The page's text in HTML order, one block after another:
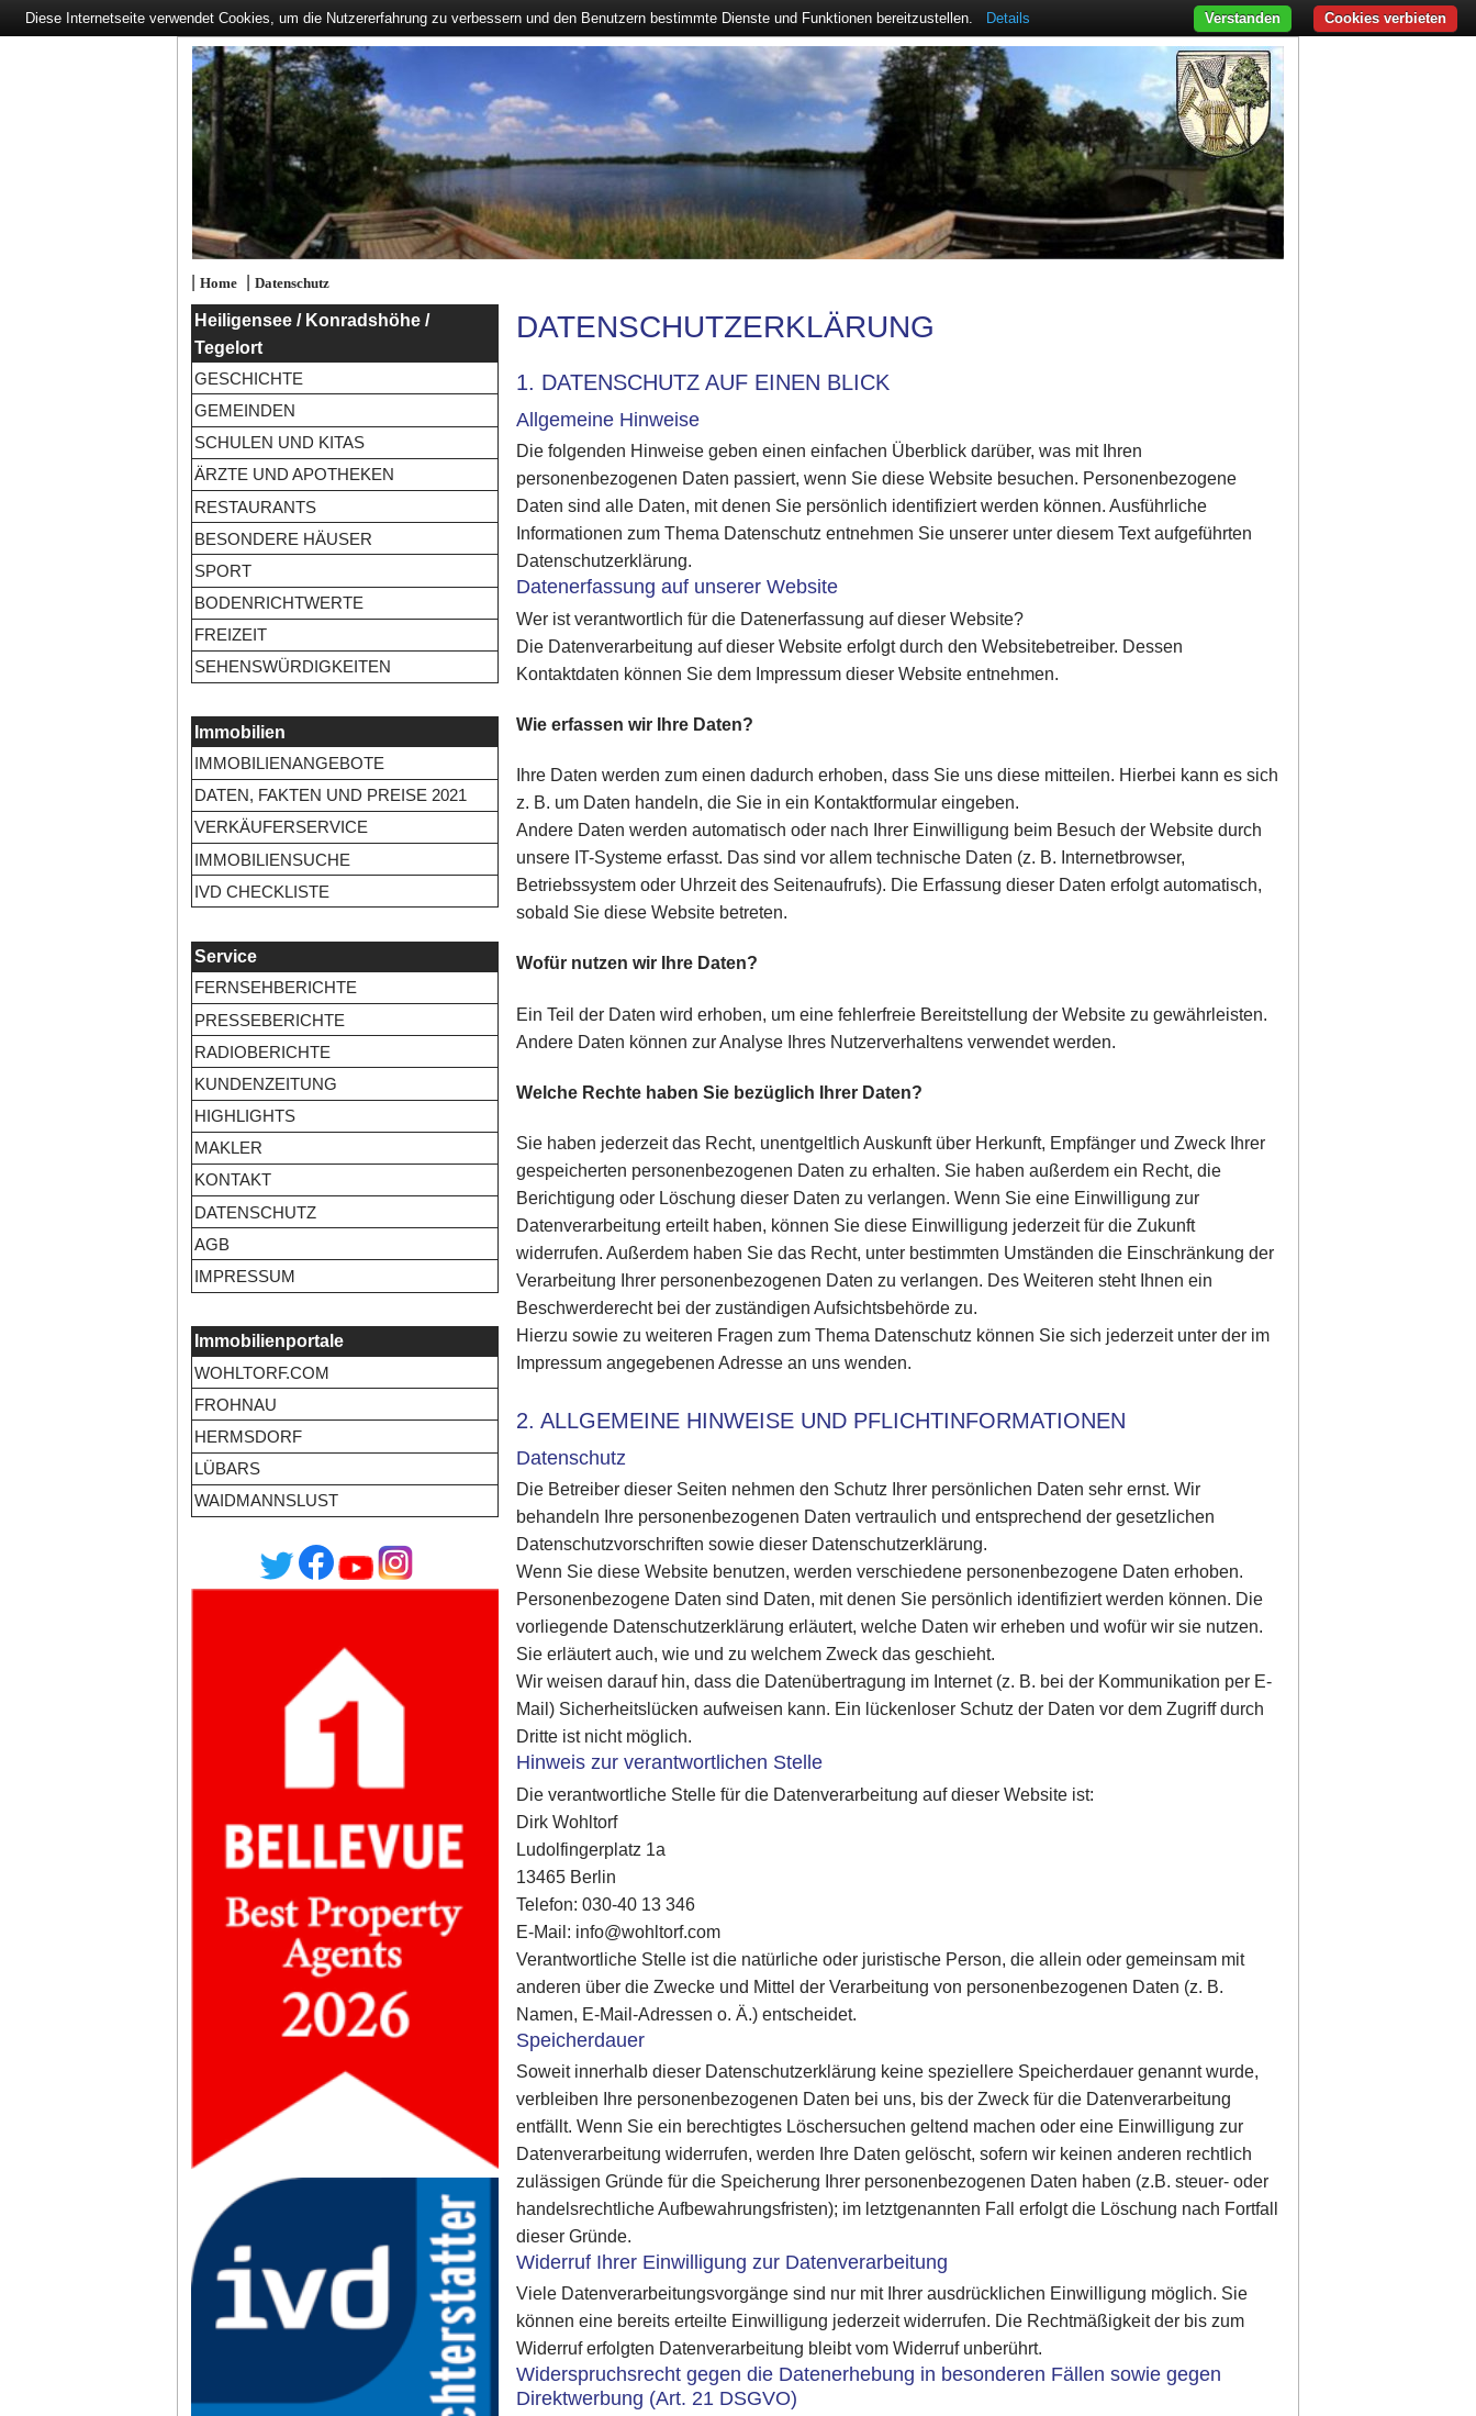
| Home| Datenschutz
Heiligensee / Konradshöhe /
Tegelort
GESCHICHTE
GEMEINDEN
SCHULEN UND KITAS
ÄRZTE UND APOTHEKEN
RESTAURANTS
BESONDERE HÄUSER
SPORT
BODENRICHTWERTE
FREIZEIT
SEHENSWÜRDIGKEITEN
Immobilien
IMMOBILIENANGEBOTE
DATEN, FAKTEN UND PREISE 2021
VERKÄUFERSERVICE
IMMOBILIENSUCHE
IVD CHECKLISTE
Service
FERNSEHBERICHTE
PRESSEBERICHTE
RADIOBERICHTE
KUNDENZEITUNG
HIGHLIGHTS
MAKLER
KONTAKT
DATENSCHUTZ
AGB
IMPRESSUM
Immobilienportale
WOHLTORF.COM
FROHNAU
HERMSDORF
LÜBARS
WAIDMANNSLUST
DATENSCHUTZERKLÄRUNG
1. DATENSCHUTZ AUF EINEN BLICK
Allgemeine Hinweise
Die folgenden Hinweise geben einen einfachen Überblick darüber, was mit Ihren
personenbezogenen Daten passiert, wenn Sie diese Website besuchen. Personenbezogene
Daten sind alle Daten, mit denen Sie persönlich identifiziert werden können. Ausführliche
Informationen zum Thema Datenschutz entnehmen Sie unserer unter diesem Text aufgeführten
Datenschutzerklärung.
Datenerfassung auf unserer Website
Wer ist verantwortlich für die Datenerfassung auf dieser Website?
Die Datenverarbeitung auf dieser Website erfolgt durch den Websitebetreiber. Dessen
Kontaktdaten können Sie dem Impressum dieser Website entnehmen.
Wie erfassen wir Ihre Daten?
Ihre Daten werden zum einen dadurch erhoben, dass Sie uns diese mitteilen. Hierbei kann es sich
z. B. um Daten handeln, die Sie in ein Kontaktformular eingeben.
Andere Daten werden automatisch oder nach Ihrer Einwilligung beim Besuch der Website durch
unsere IT-Systeme erfasst. Das sind vor allem technische Daten (z. B. Internetbrowser,
Betriebssystem oder Uhrzeit des Seitenaufrufs). Die Erfassung dieser Daten erfolgt automatisch,
sobald Sie diese Website betreten.
Wofür nutzen wir Ihre Daten?
Ein Teil der Daten wird erhoben, um eine fehlerfreie Bereitstellung der Website zu gewährleisten.
Andere Daten können zur Analyse Ihres Nutzerverhaltens verwendet werden.
Welche Rechte haben Sie bezüglich Ihrer Daten?
Sie haben jederzeit das Recht, unentgeltlich Auskunft über Herkunft, Empfänger und Zweck Ihrer
gespeicherten personenbezogenen Daten zu erhalten. Sie haben außerdem ein Recht, die
Berichtigung oder Löschung dieser Daten zu verlangen. Wenn Sie eine Einwilligung zur
Datenverarbeitung erteilt haben, können Sie diese Einwilligung jederzeit für die Zukunft
widerrufen. Außerdem haben Sie das Recht, unter bestimmten Umständen die Einschränkung der
Verarbeitung Ihrer personenbezogenen Daten zu verlangen. Des Weiteren steht Ihnen ein
Beschwerderecht bei der zuständigen Aufsichtsbehörde zu.
Hierzu sowie zu weiteren Fragen zum Thema Datenschutz können Sie sich jederzeit unter der im
Impressum angegebenen Adresse an uns wenden.
2. ALLGEMEINE HINWEISE UND PFLICHTINFORMATIONEN
Datenschutz
Die Betreiber dieser Seiten nehmen den Schutz Ihrer persönlichen Daten sehr ernst. Wir
behandeln Ihre personenbezogenen Daten vertraulich und entsprechend der gesetzlichen
Datenschutzvorschriften sowie dieser Datenschutzerklärung.
Wenn Sie diese Website benutzen, werden verschiedene personenbezogene Daten erhoben.
Personenbezogene Daten sind Daten, mit denen Sie persönlich identifiziert werden können. Die
vorliegende Datenschutzerklärung erläutert, welche Daten wir erheben und wofür wir sie nutzen.
Sie erläutert auch, wie und zu welchem Zweck das geschieht.
Wir weisen darauf hin, dass die Datenübertragung im Internet (z. B. bei der Kommunikation per E-
Mail) Sicherheitslücken aufweisen kann. Ein lückenloser Schutz der Daten vor dem Zugriff durch
Dritte ist nicht möglich.
Hinweis zur verantwortlichen Stelle
Die verantwortliche Stelle für die Datenverarbeitung auf dieser Website ist:
Dirk Wohltorf
Ludolfingerplatz 1a
13465 Berlin
Telefon: 030-40 13 346
E-Mail: info@wohltorf.com
Verantwortliche Stelle ist die natürliche oder juristische Person, die allein oder gemeinsam mit
anderen über die Zwecke und Mittel der Verarbeitung von personenbezogenen Daten (z. B.
Namen, E-Mail-Adressen o. Ä.) entscheidet.
Speicherdauer
Soweit innerhalb dieser Datenschutzerklärung keine speziellere Speicherdauer genannt wurde,
verbleiben Ihre personenbezogenen Daten bei uns, bis der Zweck für die Datenverarbeitung
entfällt. Wenn Sie ein berechtigtes Löschersuchen geltend machen oder eine Einwilligung zur
Datenverarbeitung widerrufen, werden Ihre Daten gelöscht, sofern wir keinen anderen rechtlich
zulässigen Gründe für die Speicherung Ihrer personenbezogenen Daten haben (z.B. steuer- oder
handelsrechtliche Aufbewahrungsfristen); im letztgenannten Fall erfolgt die Löschung nach Fortfall
dieser Gründe.
Widerruf Ihrer Einwilligung zur Datenverarbeitung
Viele Datenverarbeitungsvorgänge sind nur mit Ihrer ausdrücklichen Einwilligung möglich. Sie
können eine bereits erteilte Einwilligung jederzeit widerrufen. Die Rechtmäßigkeit der bis zum
Widerruf erfolgten Datenverarbeitung bleibt vom Widerruf unberührt.
Widerspruchsrecht gegen die Datenerhebung in besonderen Fällen sowie gegen
Direktwerbung (Art. 21 DSGVO)
Diese Internetseite verwendet Cookies, um die Nutzererfahrung zu verbessern und den Benutzern bestimmte Dienste und Funktionen bereitzustellen. Details Cookies verbieten
Verstanden